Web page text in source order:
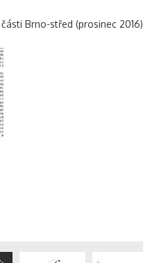
Brno-střed (prosinec 2016)